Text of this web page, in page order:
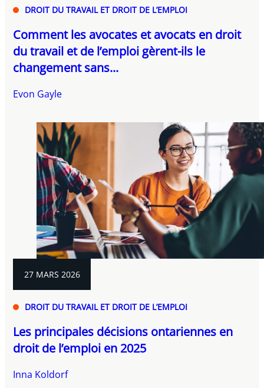
DROIT DU TRAVAIL ET DROIT DE L’EMPLOI
Comment les avocates et avocats en droit
du travail et de l’emploi gèrent-ils le
changement sans...
Evon Gayle
27 MARS 2026
DROIT DU TRAVAIL ET DROIT DE L’EMPLOI
Les principales décisions ontariennes en
droit de l’emploi en 2025
Inna Koldorf